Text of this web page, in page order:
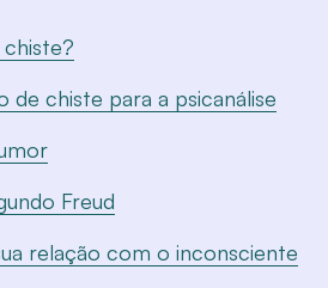
de chiste para a psicanálise
Freud
relação com o inconsciente